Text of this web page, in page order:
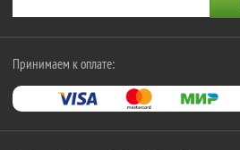
Принимаем к оплате: